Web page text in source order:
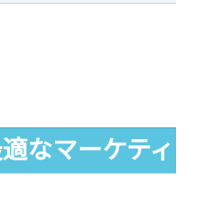
なマーケティン